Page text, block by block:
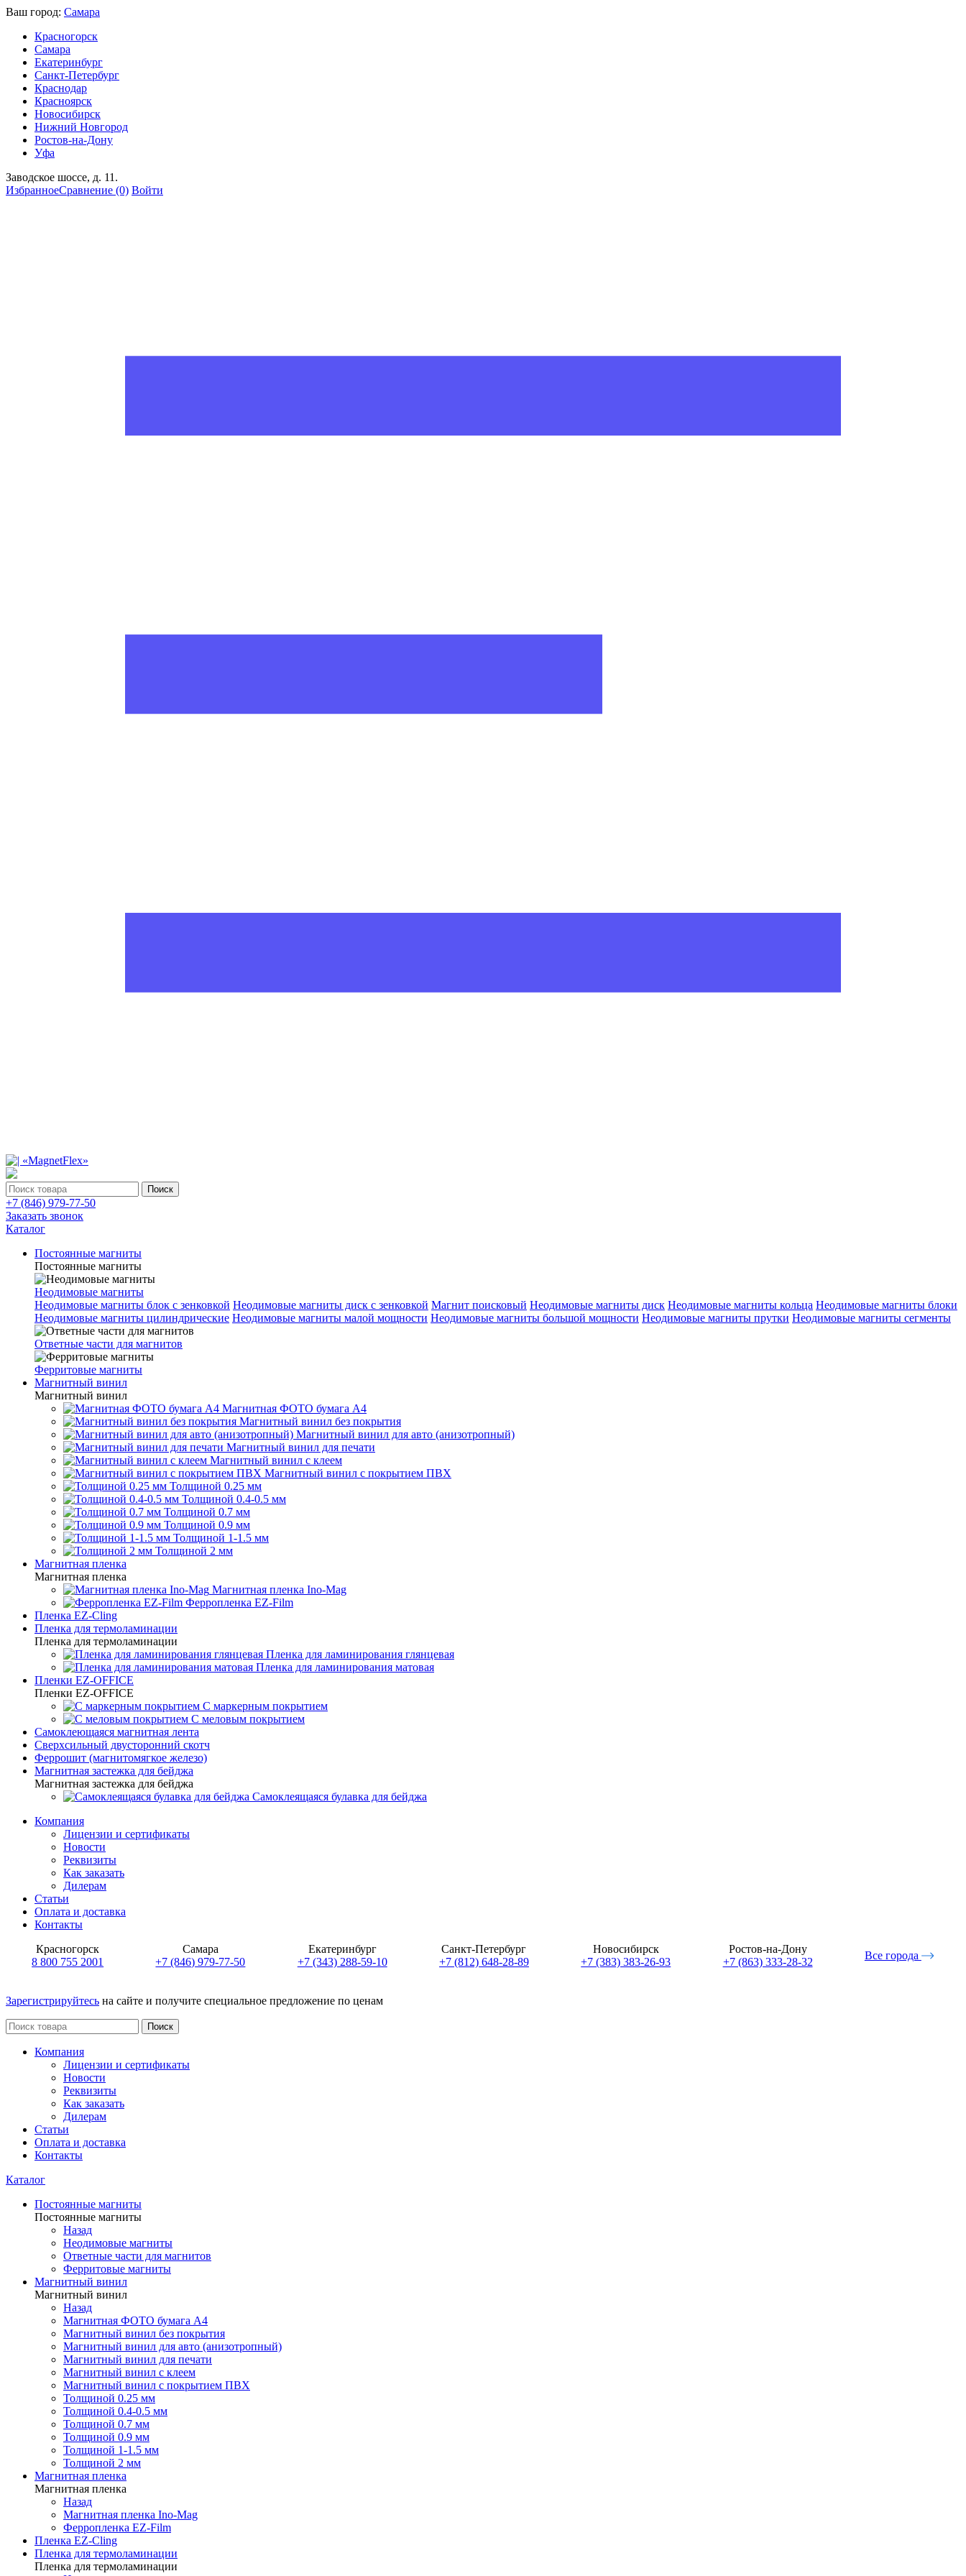
Ваш город: Самара
Красногорск
Самара
Екатеринбург
Санкт-Петербург
Краснодар
Красноярск
Новосибирск
Нижний Новгород
Ростов-на-Дону
Уфа
Заводское шоссе, д. 11.
ИзбранноеСравнение (0) Войти
Поиск
+7 (846) 979-77-50
Заказать звонок
Каталог
Постоянные магниты
Постоянные магниты
Неодимовые магниты
Неодимовые магниты блок с зенковкой Неодимовые магниты диск с зенковкой Магнит поисковый Неодимовые магниты диск Неодимовые магниты кольца Неодимовые магниты блоки
Неодимовые магниты цилиндрические Неодимовые магниты малой мощности Неодимовые магниты большой мощности Неодимовые магниты прутки Неодимовые магниты сегменты
Ответные части для магнитов
Ферритовые магниты
Магнитный винил
Магнитный винил
Магнитная ФОТО бумага А4
Магнитный винил без покрытия
Магнитный винил для авто (анизотропный)
Магнитный винил для печати
Магнитный винил с клеем
Магнитный винил с покрытием ПВХ
Толщиной 0.25 мм
Толщиной 0.4-0.5 мм
Толщиной 0.7 мм
Толщиной 0.9 мм
Толщиной 1-1.5 мм
Толщиной 2 мм
Магнитная пленка
Магнитная пленка
Магнитная пленка Ino-Mag
Ферропленка EZ-Film
Пленка EZ-Cling
Пленка для термоламинации
Пленка для термоламинации
Пленка для ламинирования глянцевая
Пленка для ламинирования матовая
Пленки EZ-OFFICE
Пленки EZ-OFFICE
С маркерным покрытием
С меловым покрытием
Самоклеющаяся магнитная лента
Сверхсильный двусторонний скотч
Феррошит (магнитомягкое железо)
Магнитная застежка для бейджа
Магнитная застежка для бейджа
Самоклеящаяся булавка для бейджа
Компания
Лицензии и сертификаты
Новости
Реквизиты
Как заказать
Дилерам
Статьи
Оплата и доставка
Контакты
Красногорск
8 800 755 2001
Самара
+7 (846) 979-77-50
Екатеринбург
+7 (343) 288-59-10
Санкт-Петербург
+7 (812) 648-28-89
Новосибирск
+7 (383) 383-26-93
Ростов-на-Дону
+7 (863) 333-28-32
Все города
Зарегистрируйтесь на сайте и получите специальное предложение по ценам
Поиск
Компания
Лицензии и сертификаты
Новости
Реквизиты
Как заказать
Дилерам
Статьи
Оплата и доставка
Контакты
Каталог
Постоянные магниты
Постоянные магниты
Назад
Неодимовые магниты
Ответные части для магнитов
Ферритовые магниты
Магнитный винил
Магнитный винил
Назад
Магнитная ФОТО бумага А4
Магнитный винил без покрытия
Магнитный винил для авто (анизотропный)
Магнитный винил для печати
Магнитный винил с клеем
Магнитный винил с покрытием ПВХ
Толщиной 0.25 мм
Толщиной 0.4-0.5 мм
Толщиной 0.7 мм
Толщиной 0.9 мм
Толщиной 1-1.5 мм
Толщиной 2 мм
Магнитная пленка
Магнитная пленка
Назад
Магнитная пленка Ino-Mag
Ферропленка EZ-Film
Пленка EZ-Cling
Пленка для термоламинации
Пленка для термоламинации